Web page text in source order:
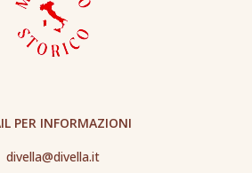
PER INFORMAZIONI
divella@divella.it